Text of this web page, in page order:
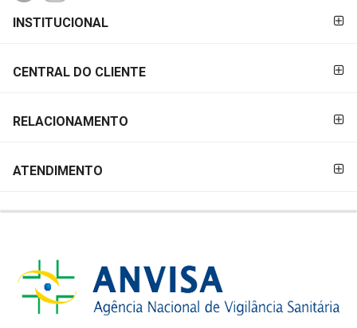
OFERTAS
OFERTAS
CENTRAL
PAGAMENTO
INSTITUCIONAL
CENTRAL DO CLIENTE
RELACIONAMENTO
ATENDIMENTO